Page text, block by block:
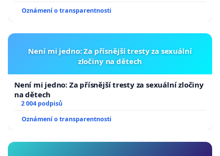
Oznámení o transparentnosti
Není mi jedno: Za přísnější tresty za sexuální
zločiny na dětech
Není mi jedno: Za přísnější tresty za sexuální zločiny
na dětech
2 004 podpisů
Oznámení o transparentnosti